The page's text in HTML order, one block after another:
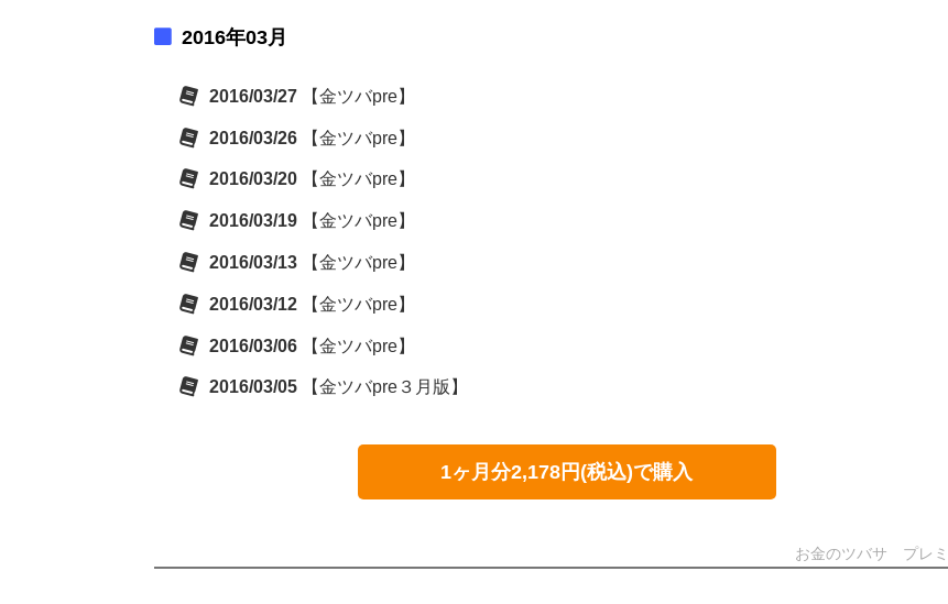
2016年03月
2016/03/27 【金ツバpre】
2016/03/26 【金ツバpre】
2016/03/20 【金ツバpre】
2016/03/19 【金ツバpre】
2016/03/13 【金ツバpre】
2016/03/12 【金ツバpre】
2016/03/06 【金ツバpre】
2016/03/05 【金ツバpre３月版】
1ヶ月分2,178円(税込)で購入
お金のツバサ プレ